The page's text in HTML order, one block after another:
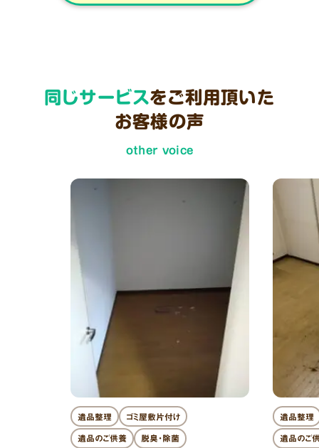
同じサービスをご利用頂いた
お客様の声
other voice
遺品整理 ゴミ屋敷片付け
遺品のご供養 脱臭・除菌
遺品整理
遺品のご